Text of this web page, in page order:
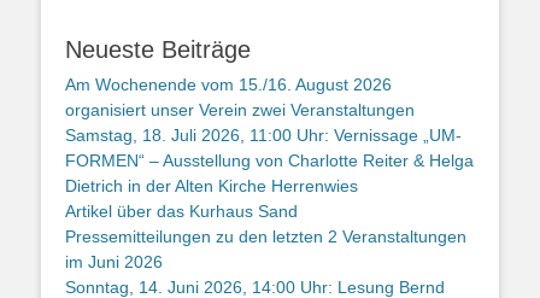
Neueste Beiträge
Am Wochenende vom 15./16. August 2026
organisiert unser Verein zwei Veranstaltungen
Samstag, 18. Juli 2026, 11:00 Uhr: Vernissage „UM-
FORMEN“ – Ausstellung von Charlotte Reiter & Helga
Dietrich in der Alten Kirche Herrenwies
Artikel über das Kurhaus Sand
Pressemitteilungen zu den letzten 2 Veranstaltungen
im Juni 2026
Sonntag, 14. Juni 2026, 14:00 Uhr: Lesung Bernd